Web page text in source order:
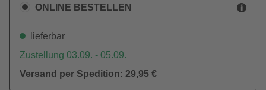
ONLINE BESTELLEN
lieferbar
Zustellung 03.09. - 05.09.
Versand per Spedition: 29,95 €